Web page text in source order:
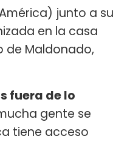
junto a su
en la casa
de Maldonado,
fuera de lo
gente se
tiene acceso